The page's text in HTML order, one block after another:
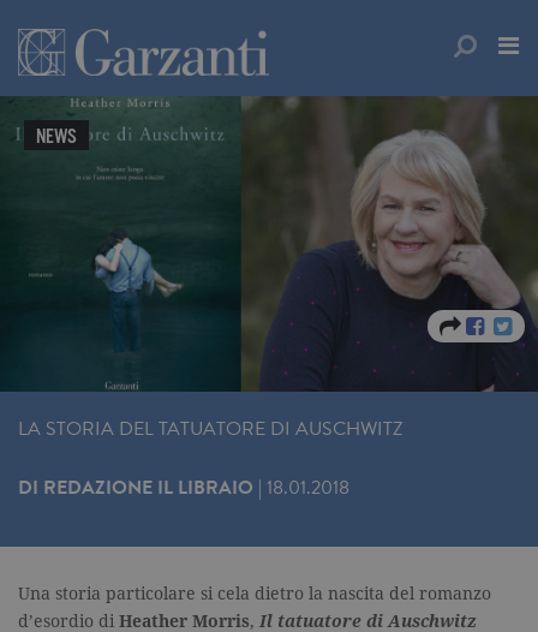
NEWS
LA STORIA DEL TATUATORE DI AUSCHWITZ
DI REDAZIONE IL LIBRAIO | 18.01.2018
Una storia particolare si cela dietro la nascita del romanzo
d’esordio di Heather Morris, Il tatuatore di Auschwitz